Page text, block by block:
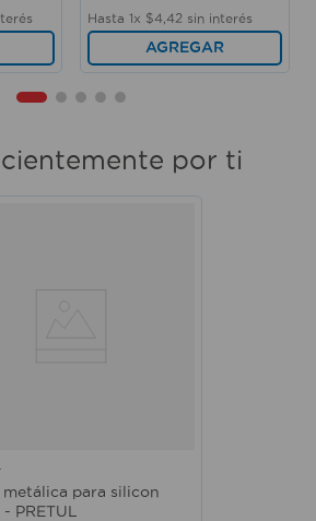
Hasta 1x $4 42 sin interés
AGREGAR
por ti
metálica para silicon
PRETUL